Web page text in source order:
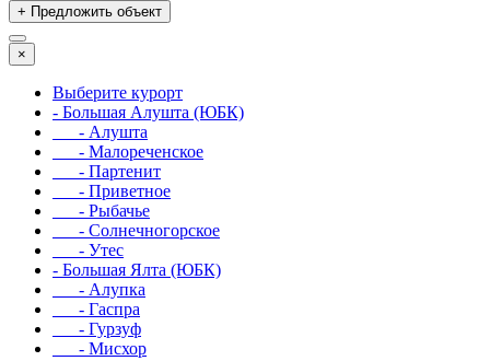
+ Предложить объект
×
Выберите курорт
- Большая Алушта (ЮБК)
- Алушта
- Малореченское
- Партенит
- Приветное
- Рыбачье
- Солнечногорское
- Утес
- Большая Ялта (ЮБК)
- Алупка
- Гаспра
- Гурзуф
- Мисхор